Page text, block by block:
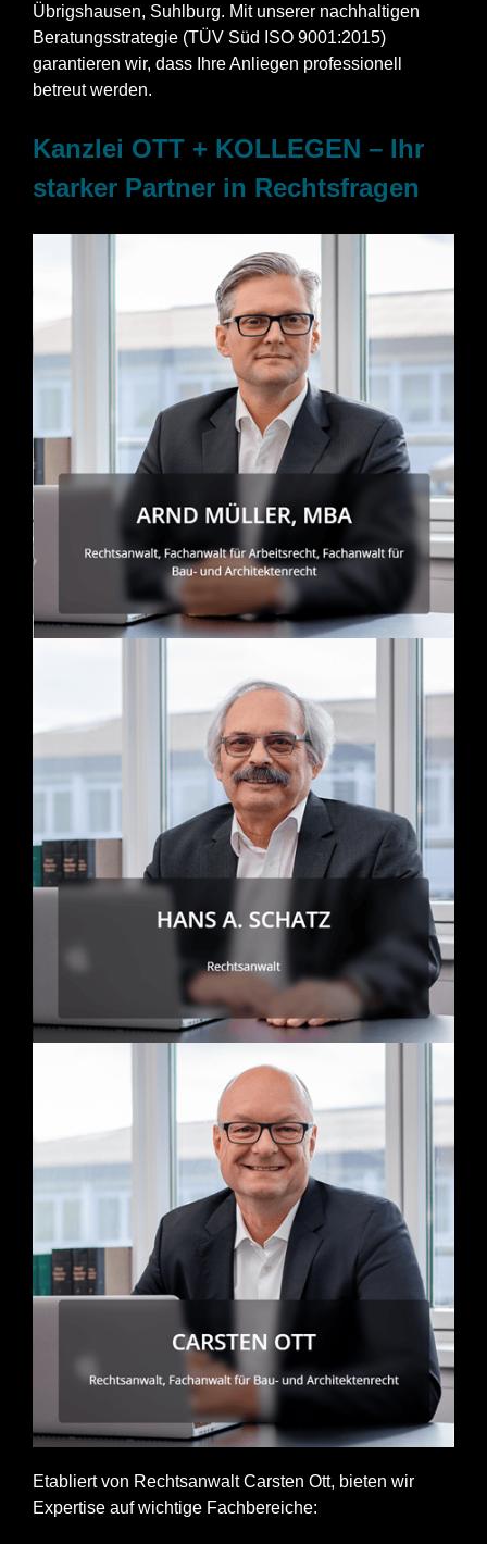
Übrigshausen, Suhlburg. Mit unserer nachhaltigen
Beratungsstrategie (TÜV Süd ISO 9001:2015)
garantieren wir, dass Ihre Anliegen professionell
betreut werden.
Kanzlei OTT + KOLLEGEN – Ihr
starker Partner in Rechtsfragen
Etabliert von Rechtsanwalt Carsten Ott, bieten wir
Expertise auf wichtige Fachbereiche: